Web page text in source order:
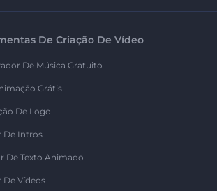
De Criação De Vídeo
De Música Gratuito
Grátis
De Logo
De Intros
De Texto Animado
De Vídeos